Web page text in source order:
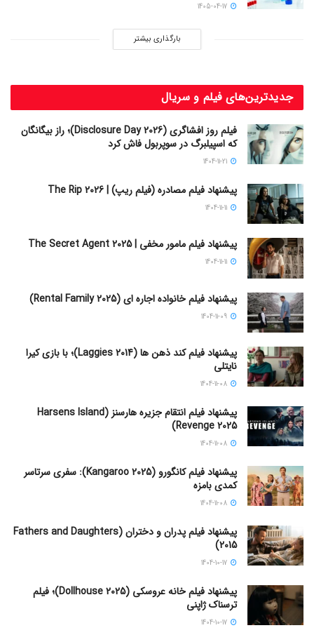
بارگذاری بیشتر
جدیدترین‌های فیلم و سریال
فیلم روز افشاگری (Disclosure Day 2026)؛ راز بیگانگان
که اسپیلبرگ در سوپربول فاش کرد
پیشنهاد فیلم مصادره (فیلم ریپ) | The Rip 2026
پیشنهاد فیلم مامور مخفی | The Secret Agent 2025
پیشنهاد فیلم خانواده اجاره‌ ای (Rental Family 2025)
پیشنهاد فیلم کند ذهن ها (Laggies 2014)؛ با بازی کیرا
نایتلی
پیشنهاد فیلم انتقام جزیره هارسنز (Harsens Island
Revenge 2025)
پیشنهاد فیلم کانگورو (Kangaroo 2025): سفری سرتاسر
کمدی بامزه
پیشنهاد فیلم پدران و دختران (Fathers and Daughters
2015)
پیشنهاد فیلم خانه عروسکی (Dollhouse 2025)؛ فیلم
ترسناک ژاپنی